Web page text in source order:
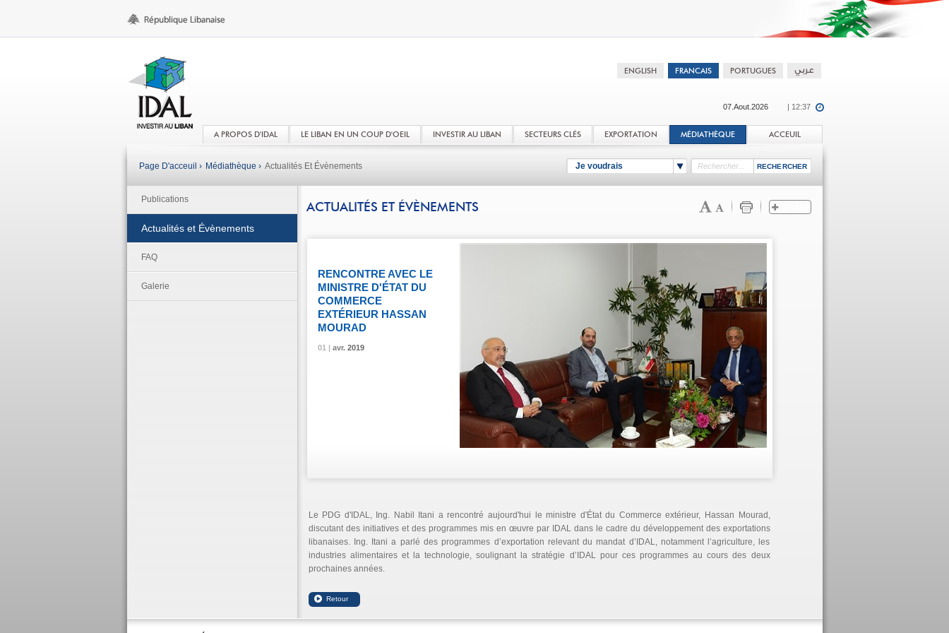
07.Aout.2026 | 12:37
A PROPOS D'IDAL LE LIBAN EN UN COUP D'OEIL INVESTIR AU LIBAN SECTEURS CLÉS EXPORTATION MÉDIATHÈQUE ACCEUIL
Je voudrais
Page D'acceuil › Médiathèque › Actualités Et Évènements
Publications
Actualités et Évènements
FAQ
Galerie
ACTUALITÉS ET ÉVÈNEMENTS
01 | avr.2019
RENCONTRE AVEC LE
MINISTRE D'ÉTAT DU
COMMERCE
EXTÉRIEUR HASSAN
MOURAD
01 | avr.2019
01 | avr.2019
Le PDG d'IDAL, Ing. Nabil Itani a rencontré aujourd'hui le ministre d'État du Commerce extérieur, Hassan Mourad,
discutant des initiatives et des programmes mis en œuvre par IDAL dans le cadre du développement des exportations
libanaises. Ing. Itani a parlé des programmes d’exportation relevant du mandat d’IDAL, notamment l’agriculture, les
industries alimentaires et la technologie, soulignant la stratégie d’IDAL pour ces programmes au cours des deux
prochaines années.